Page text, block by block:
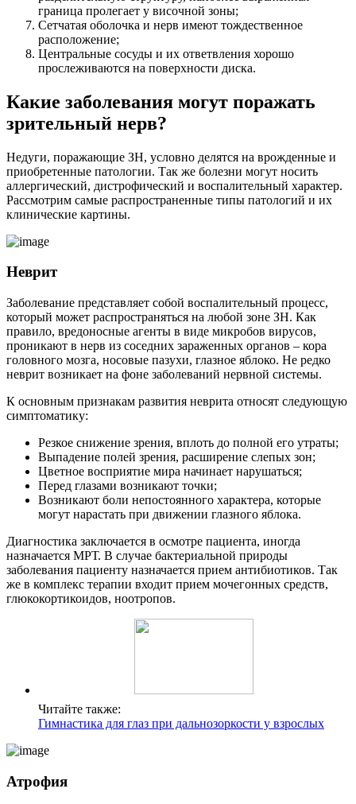
граница пролегает у височной зоны;
Сетчатая оболочка и нерв имеют тождественное
расположение;
Центральные сосуды и их ответвления хорошо
прослеживаются на поверхности диска.
Какие заболевания могут поражать
зрительный нерв?
Недуги, поражающие ЗН, условно делятся на врожденные и
приобретенные патологии. Так же болезни могут носить
аллергический, дистрофический и воспалительный характер.
Рассмотрим самые распространенные типы патологий и их
клинические картины.
Неврит
Заболевание представляет собой воспалительный процесс,
который может распространяться на любой зоне ЗН. Как
правило, вредоносные агенты в виде микробов вирусов,
проникают в нерв из соседних зараженных органов – кора
головного мозга, носовые пазухи, глазное яблоко. Не редко
неврит возникает на фоне заболеваний нервной системы.
К основным признакам развития неврита относят следующую
симптоматику:
Резкое снижение зрения, вплоть до полной его утраты;
Выпадение полей зрения, расширение слепых зон;
Цветное восприятие мира начинает нарушаться;
Перед глазами возникают точки;
Возникают боли непостоянного характера, которые
могут нарастать при движении глазного яблока.
Диагностика заключается в осмотре пациента, иногда
назначается МРТ. В случае бактериальной природы
заболевания пациенту назначается прием антибиотиков. Так
же в комплекс терапии входит прием мочегонных средств,
глюкокортикоидов, ноотропов.
Читайте также:
Гимнастика для глаз при дальнозоркости у взрослых
Атрофия